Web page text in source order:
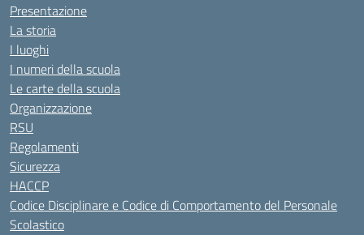
Presentazione
La storia
I luoghi
I numeri della scuola
Le carte della scuola
Organizzazione
RSU
Regolamenti
Sicurezza
HACCP
Codice Disciplinare e Codice di Comportamento del Personale
Scolastico